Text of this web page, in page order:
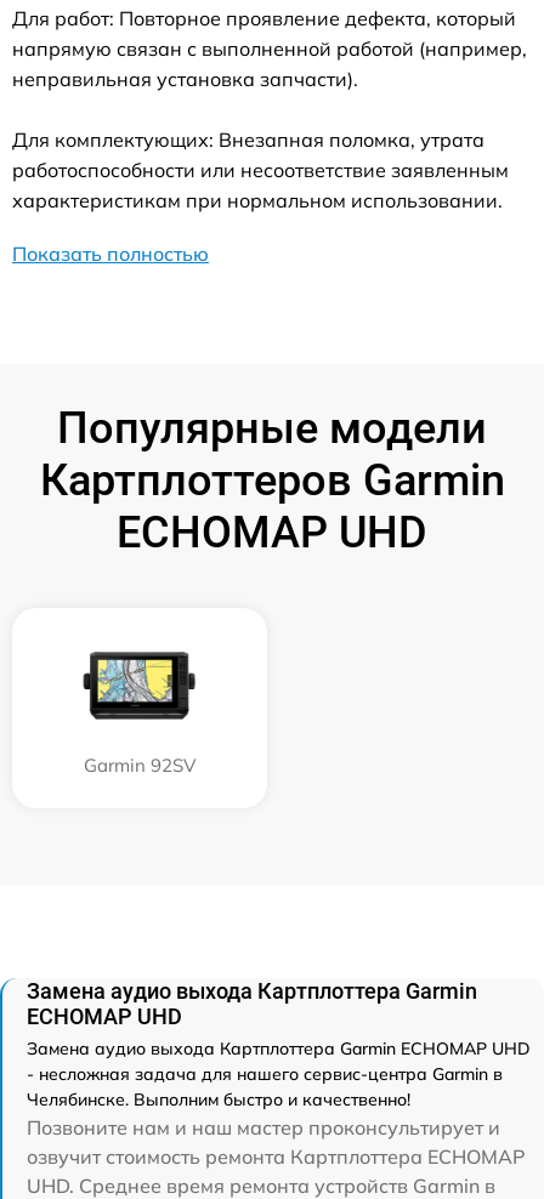
Для работ: Повторное проявление дефекта, который
напрямую связан с выполненной работой (например,
неправильная установка запчасти).
Для комплектующих: Внезапная поломка, утрата
работоспособности или несоответствие заявленным
характеристикам при нормальном использовании.
Показать полностью
Популярные модели
Картплоттеров Garmin
ECHOMAP UHD
Garmin 92SV
Замена аудио выхода Картплоттера Garmin
ECHOMAP UHD
Замена аудио выхода Картплоттера Garmin ECHOMAP UHD
- несложная задача для нашего сервис-центра Garmin в
Челябинске. Выполним быстро и качественно!
Позвоните нам и наш мастер проконсультирует и
озвучит стоимость ремонта Картплоттера ECHOMAP
UHD. Среднее время ремонта устройств Garmin в